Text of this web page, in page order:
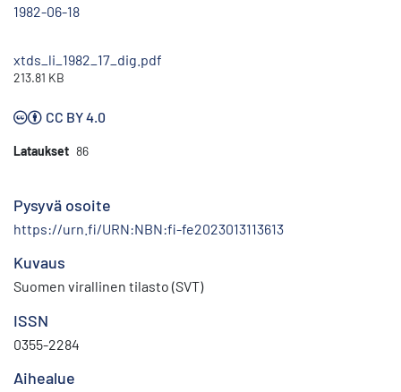
1982-06-18
xtds_li_1982_17_dig.pdf
213.81 KB
CC BY 4.0
Lataukset 86
Pysyvä osoite
https://urn.fi/URN:NBN:fi-fe2023013113613
Kuvaus
Suomen virallinen tilasto (SVT)
ISSN
0355-2284
Aihealue